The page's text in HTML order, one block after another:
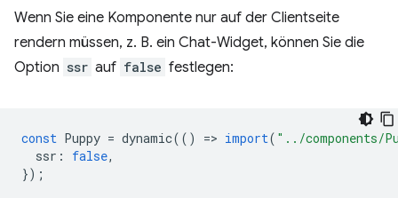
Wenn Sie eine Komponente nur auf der Clientseite
rendern müssen, z. B. ein Chat-Widget, können Sie die
Option ssr auf false festlegen:
const Puppy = dynamic(() => import( "../components/
ssr : false,
});